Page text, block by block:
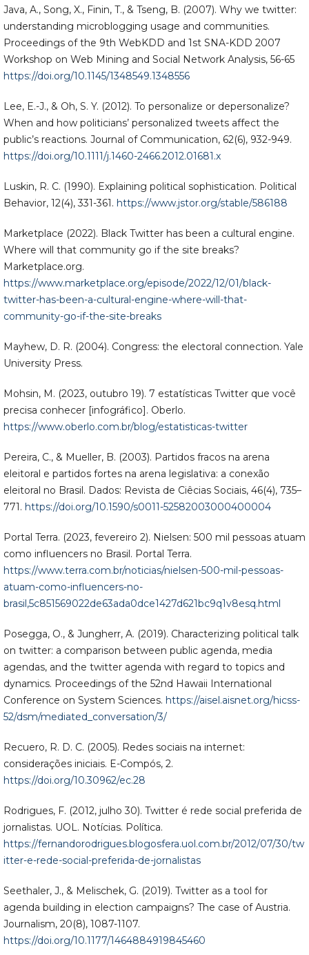
Java, A., Song, X., Finin, T., & Tseng, B. (2007). Why we twitter:
understanding microblogging usage and communities.
Proceedings of the 9th WebKDD and 1st SNA-KDD 2007
Workshop on Web Mining and Social Network Analysis, 56-65
https://doi.org/10.1145/1348549.1348556
Lee, E.-J., & Oh, S. Y. (2012). To personalize or depersonalize?
When and how politicians’ personalized tweets affect the
public’s reactions. Journal of Communication, 62(6), 932-949.
https://doi.org/10.1111/j.1460-2466.2012.01681.x
Luskin, R. C. (1990). Explaining political sophistication. Political
Behavior, 12(4), 331-361. https://www.jstor.org/stable/586188
Marketplace (2022). Black Twitter has been a cultural engine.
Where will that community go if the site breaks?
Marketplace.org.
https://www.marketplace.org/episode/2022/12/01/black-
twitter-has-been-a-cultural-engine-where-will-that-
community-go-if-the-site-breaks
Mayhew, D. R. (2004). Congress: the electoral connection. Yale
University Press.
Mohsin, M. (2023, outubro 19). 7 estatísticas Twitter que você
precisa conhecer [infográfico]. Oberlo.
https://www.oberlo.com.br/blog/estatisticas-twitter
Pereira, C., & Mueller, B. (2003). Partidos fracos na arena
eleitoral e partidos fortes na arena legislativa: a conexão
eleitoral no Brasil. Dados: Revista de Ciêcias Sociais, 46(4), 735–
771. https://doi.org/10.1590/s0011-52582003000400004
Portal Terra. (2023, fevereiro 2). Nielsen: 500 mil pessoas atuam
como influencers no Brasil. Portal Terra.
https://www.terra.com.br/noticias/nielsen-500-mil-pessoas-
atuam-como-influencers-no-
brasil,5c851569022de63ada0dce1427d621bc9q1v8esq.html
Posegga, O., & Jungherr, A. (2019). Characterizing political talk
on twitter: a comparison between public agenda, media
agendas, and the twitter agenda with regard to topics and
dynamics. Proceedings of the 52nd Hawaii International
Conference on System Sciences. https://aisel.aisnet.org/hicss-
52/dsm/mediated_conversation/3/
Recuero, R. D. C. (2005). Redes sociais na internet:
considerações iniciais. E-Compós, 2.
https://doi.org/10.30962/ec.28
Rodrigues, F. (2012, julho 30). Twitter é rede social preferida de
jornalistas. UOL. Notícias. Política.
https://fernandorodrigues.blogosfera.uol.com.br/2012/07/30/tw
itter-e-rede-social-preferida-de-jornalistas
Seethaler, J., & Melischek, G. (2019). Twitter as a tool for
agenda building in election campaigns? The case of Austria.
Journalism, 20(8), 1087-1107.
https://doi.org/10.1177/1464884919845460